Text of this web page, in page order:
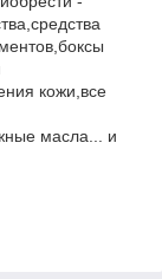
кожи,все
масла... и